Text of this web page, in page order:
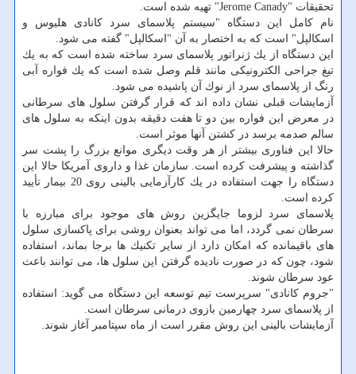
تحقیقات "Jerome Canady" تهیه شده است.
نام كامل این دستگاه "سیستم پلاسمای سرد كانادی هلیوس و
اسكالپل" است كه به اختصار به آن "اسكالپل" گفته می شود.
این دستگاه از یك ژنراتور پلاسمای سرد ساخته شده است كه به یك
تیغ جراحی الكترونیكی مانند قلم وصل شده است كه یك فواره آبی
رنگ از پلاسمای سرد از نوك آن پاشیده می شود.
آزمایشات قبلی نشان داده اند كه قرار گرفتن سلول های سرطانی
در معرض این فواره بین دو تا هفت دقیقه بدون اینكه به سلول های
سالم صدمه برسد در كشتن آنها موثر است.
حالا این فناوری بیشتر از هر وقت دیگری موانع بزرگ را پشت سر
گذاشته و پیشرفت كرده است. سازمان غذا و داروی آمریكا حالا این
دستگاه را جهت استفاده در یك كارآزمایی بالینی روی 20 بیمار تأیید
كرده است.
پلاسمای سرد لزوما جایگزین روش های موجود برای مبارزه با
سرطان نمی گردد، اما می تواند بعنوان روشی برای پاكسازی سلول
های باقیمانده كه امكان دارد از سایر تكنیك ها برجا بماند، استفاده
شود، چون كه در صورت نادیده گرفتن این سلول ها، می توانند باعث
عود سرطان شوند.
"جروم كانادی" سرپرست تیم توسعه این دستگاه می گوید: استفاده
از پلاسمای سرد چهارمین بازوی درمانی سرطان است.
آزمایشات بالینی این روش مقرر است از ماه سپتامبر آغاز شوند.